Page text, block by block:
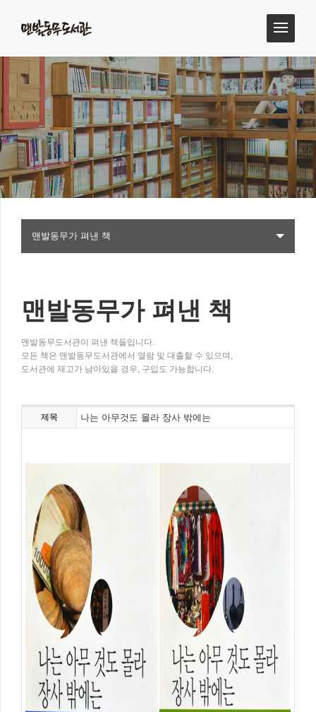
맨발동무가 펴낸 책
맨발동무가 펴낸 책
맨발동무도서관이 펴낸 책들입니다.
모든 책은 맨발동무도서관에서 열람 및 대출할 수 있으며,
도서관에 재고가 남아있을 경우, 구입도 가능합니다.
제목 나는 아무것도 몰라 장사 밖에는